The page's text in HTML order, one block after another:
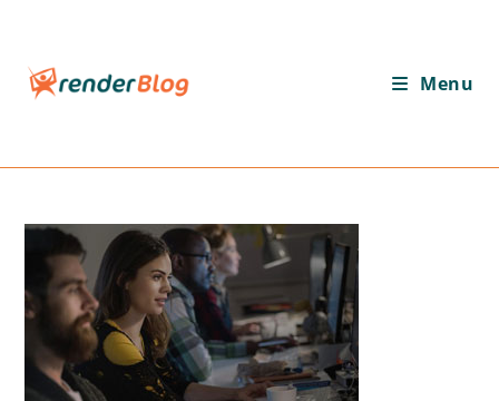
conteúdo
Menu